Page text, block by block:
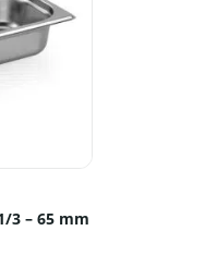
3 – 65 mm